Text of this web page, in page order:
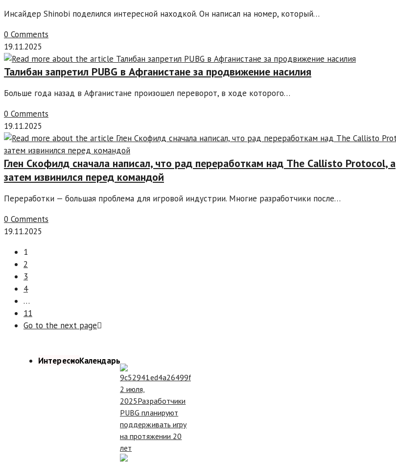
Инсайдер Shinobi поделился интересной находкой. Он написал на номер, который…
0 Comments
19.11.2025
Талибан запретил PUBG в Афганистане за продвижение насилия
Больше года назад в Афганистане произошел переворот, в ходе которого…
0 Comments
19.11.2025
Глен Скофилд сначала написал, что рад переработкам над The Callisto Protocol, а
затем извинился перед командой
Переработки — большая проблема для игровой индустрии. Многие разработчики после…
0 Comments
19.11.2025
1
2
3
4
…
11
Go to the next page
ИнтересноКалендарь
2 июля,
2025Разработчики
PUBG планируют
поддерживать игру
на протяжении 20
лет